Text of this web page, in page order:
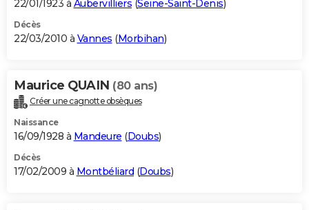
22/01/1923 à Aubervilliers (Seine-Saint-Denis)
Décès
22/03/2010 à Vannes (Morbihan)
Maurice QUAIN (80 ans)
Créer une cagnotte obsèques
Naissance
16/09/1928 à Mandeure (Doubs)
Décès
17/02/2009 à Montbéliard (Doubs)